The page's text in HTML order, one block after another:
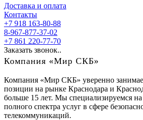
Доставка и оплата
Контакты
+7 918 163-80-88
8-967-877-37-02
+7 861 220-77-70
Заказать звонок..
Компания «Мир СКБ»
Компания «Мир СКБ» уверенно
позиции на рынке Краснодара и
больше 15 лет. Мы специализируемся на
полного спектра услуг в сфере
телекоммуникаций.